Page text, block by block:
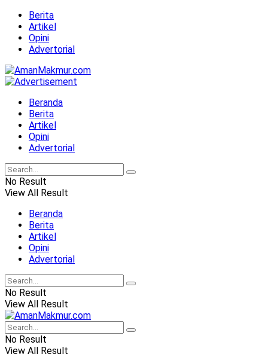
Berita
Artikel
Opini
Advertorial
Beranda
Berita
Artikel
Opini
Advertorial
No Result
View All Result
Beranda
Berita
Artikel
Opini
Advertorial
No Result
View All Result
No Result
View All Result